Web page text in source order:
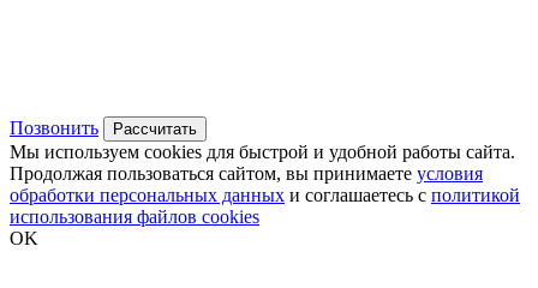
Позвонить Рассчитать
Мы используем cookies для быстрой и удобной работы сайта.
Продолжая пользоваться сайтом, вы принимаете условия
обработки персональных данных и соглашаетесь с политикой
использования файлов cookies
OK